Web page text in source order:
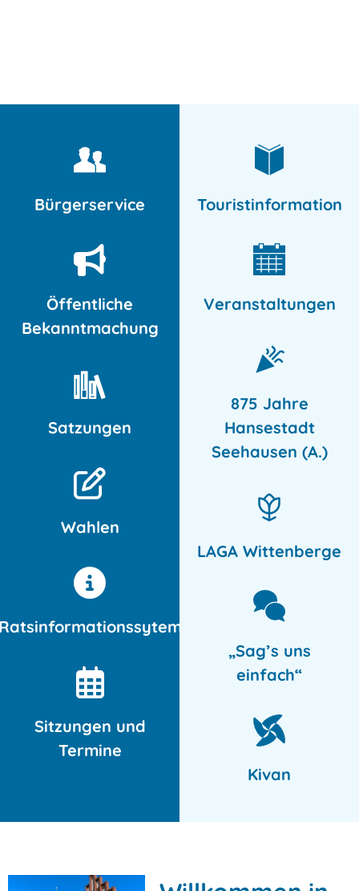
Bürgerservice
Öffentliche
Bekanntmachung
Satzungen
Wahlen
Sitzungen und
Termine
Touristinformation
Veranstaltungen
875 Jahre
Hansestadt
Seehausen (A.)
LAGA Wittenberge
„Sag’s uns
einfach“
Kivan